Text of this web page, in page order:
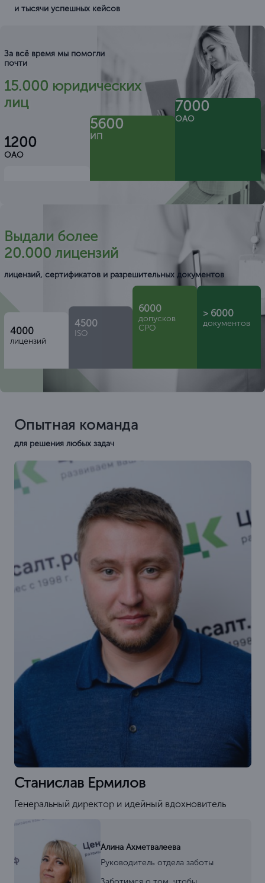
и тысячи успешных кейсов
За всё время мы помогли
почти
15.000 юридических
лиц
1200
ОАО
5600
ИП
7000
ОАО
Выдали более
20.000 лицензий
лицензий, сертификатов и разрешительных документов
4000
лицензий
4500
ISO
6000
допусков
СРО
> 6000
документов
Опытная команда
для решения любых задач
Станислав Ермилов
Генеральный директор и идейный вдохновитель
Алина Ахметвалеева
Руководитель отдела заботы